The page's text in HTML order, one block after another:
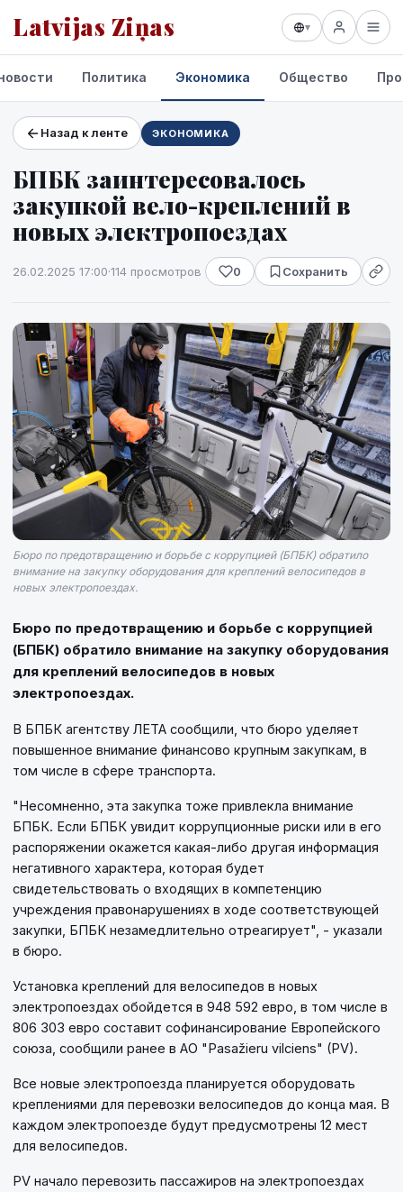
Latvijas Ziņas ▾
Проекты и сервисы
Прогноз погоды
Политика Экономика Общество
Назад к ленте ЭКОНОМИКА
БПБК заинтересовалось
закупкой вело-креплений в
новых электропоездах
26.02.2025 17:00·114 просмотров 0 Сохранить
Бюро по предотвращению и борьбе с коррупцией (БПБК) обратило
внимание на закупку оборудования для креплений велосипедов в
новых электропоездах.
Бюро по предотвращению и борьбе с коррупцией
(БПБК) обратило внимание на закупку оборудования
для креплений велосипедов в новых
электропоездах.
В БПБК агентству ЛЕТА сообщили, что бюро уделяет
повышенное внимание финансово крупным закупкам, в
том числе в сфере транспорта.
"Несомненно, эта закупка тоже привлекла внимание
БПБК. Если БПБК увидит коррупционные риски или в его
распоряжении окажется какая-либо другая информация
негативного характера, которая будет
свидетельствовать о входящих в компетенцию
учреждения правонарушениях в ходе соответствующей
закупки, БПБК незамедлительно отреагирует", - указали
в бюро.
Установка креплений для велосипедов в новых
электропоездах обойдется в 948 592 евро, в том числе в
806 303 евро составит софинансирование Европейского
союза, сообщили ранее в АО "Pasažieru vilciens" (PV).
Все новые электропоезда планируется оборудовать
креплениями для перевозки велосипедов до конца мая. В
каждом электропоезде будут предусмотрены 12 мест
для велосипедов.
PV начало перевозить пассажиров на электропоездах